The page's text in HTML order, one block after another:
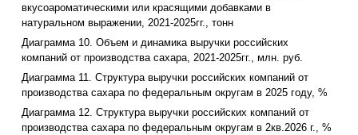
вкусоароматическими или красящими добавками в
натуральном выражении, 2021-2025гг., тонн
Диаграмма 10. Объем и динамика выручки российских
компаний от производства сахара, 2021-2025гг., млн. руб.
Диаграмма 11. Структура выручки российских компаний от
производства сахара по федеральным округам в 2025 году, %
Диаграмма 12. Структура выручки российских компаний от
производства сахара по федеральным округам в 2кв.2026 г., %